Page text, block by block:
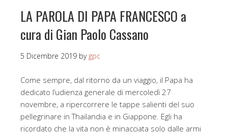
LA PAROLA DI PAPA FRANCESCO a
cura di Gian Paolo Cassano
5 Dicembre 2019 by gpc
Come sempre, dal ritorno da un viaggio, il Papa ha
dedicato l’udienza generale di mercoledì 27
novembre, a ripercorrere le tappe salienti del suo
pellegrinare in Thailandia e in Giappone. Egli ha
ricordato che la vita non è minacciata solo dalle armi